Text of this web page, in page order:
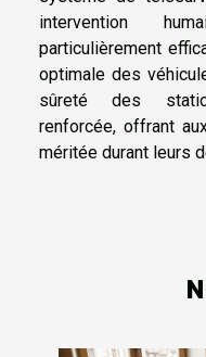
intervention
particulièrement
optimale des
sûreté des
renforcée, offrant
méritée durant leurs